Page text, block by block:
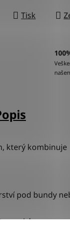
Tisk
který kombinuje
pod bundy
viskozy a